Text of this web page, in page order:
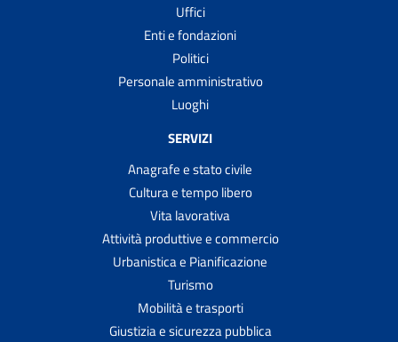
Uffici
Enti e fondazioni
Politici
Personale amministrativo
Luoghi
SERVIZI
Anagrafe e stato civile
Cultura e tempo libero
Vita lavorativa
Attività produttive e commercio
Urbanistica e Pianificazione
Turismo
Mobilità e trasporti
Giustizia e sicurezza pubblica